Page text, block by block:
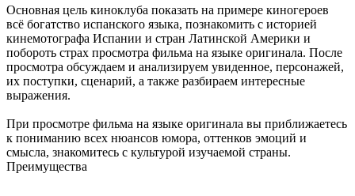
Основная цель киноклуба показать на примере киногероев
всё богатство испанского языка, познакомить с историей
кинемотографа Испании и стран Латинской Америки и
побороть страх просмотра фильма на языке оригинала. После
просмотра обсуждаем и анализируем увиденное, персонажей,
их поступки, сценарий, а также разбираем интересные
выражения.
При просмотре фильма на языке оригинала вы приближаетесь
к пониманию всех нюансов юмора, оттенков эмоций и
смысла, знакомитесь с культурой изучаемой страны.
Преимущества